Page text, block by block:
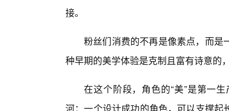
接。
粉丝们消费的不再是像素点，而是
种早期的美学体验是克制且富有诗意的
在这个阶段，角色的“美”是第一
河：一个设计成功的角色，可以支撑